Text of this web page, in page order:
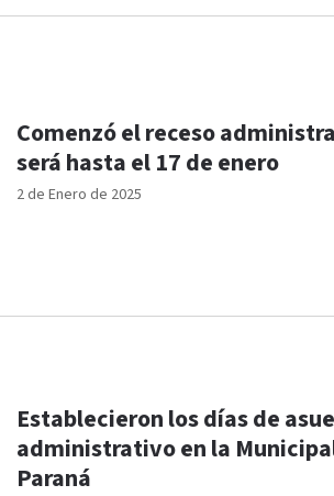
2 de Enero de 2025
Comenzó el receso
será hasta el 17 de enero
Establecieron los días de
administrativo en la
Paraná